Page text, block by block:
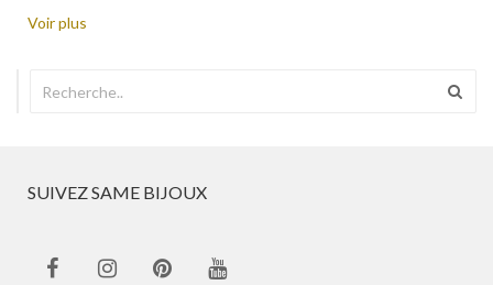
Voir plus
SUIVEZ SAME BIJOUX